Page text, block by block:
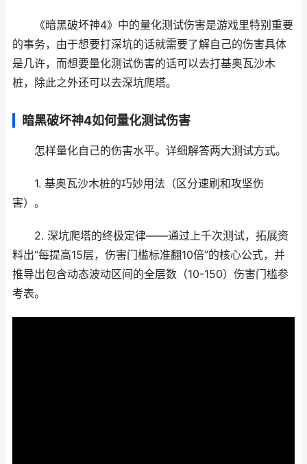
《暗黑破坏神4》中的量化测试伤害是游戏里特别重要
的事务，由于想要打深坑的话就需要了解自己的伤害具体
是几许，而想要量化测试伤害的话可以去打基奥瓦沙木
桩，除此之外还可以去深坑爬塔。
暗黑破坏神4如何量化测试伤害
怎样量化自己的伤害水平。详细解答两大测试方式。
1. 基奥瓦沙木桩的巧妙用法（区分速刷和攻坚伤
害）。
2. 深坑爬塔的终极定律——通过上千次测试，拓展资
料出“每提高15层，伤害门槛标准翻10倍”的核心公式，并
推导出包含动态波动区间的全层数（10-150）伤害门槛参
考表。